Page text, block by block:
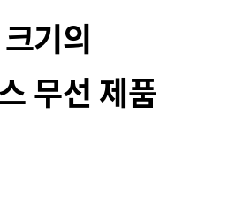
기의
무선 제품